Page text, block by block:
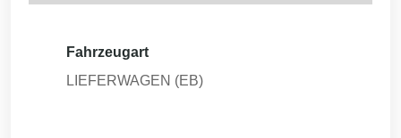
Fahrzeugart
LIEFERWAGEN (EB)